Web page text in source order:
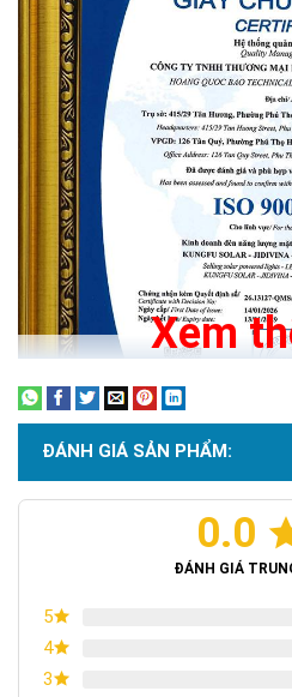
Hình ảnh showroom
mặt trời tại
Chứng nhận ISO
Xem
ĐÁNH GIÁ SẢN PHẨM:
0.0
ĐÁNH GIÁ
5
4
3